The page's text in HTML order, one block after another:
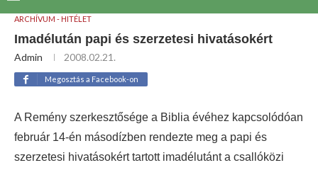
ARCHÍVUM - HITÉLET
Imadélután papi és szerzetesi hivatásokért
Admin 2008.02.21.
Megosztás a Facebook-on
A Remény szerkesztősége a Biblia évéhez kapcsolódóan
február 14-én másodízben rendezte meg a papi és
szerzetesi hivatásokért tartott imadélutánt a csallóközi